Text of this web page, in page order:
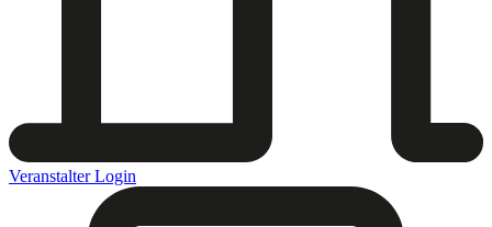
Veranstalter Login